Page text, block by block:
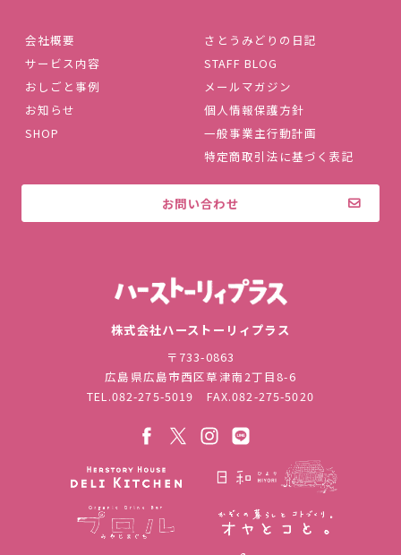
会社概要
サービス内容
おしごと事例
お知らせ
SHOP
さとうみどりの日記
STAFF BLOG
メールマガジン
個人情報保護方針
一般事業主行動計画
特定商取引法に基づく表記
お問い合わせ
株式会社ハーストーリィプラス
〒733-0863
広島県広島市西区草津南2丁目8-6
TEL.082-275-5019 FAX.082-275-5020